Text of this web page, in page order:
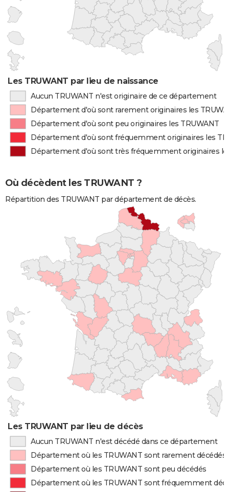
Les TRUWANT par lieu de naissance
Aucun TRUWANT n'est originaire de ce département
Département d'où sont rarement originaires les
Département d'où sont peu originaires les TRUWANT
Département d'où sont fréquemment originaires les
Département d'où sont très fréquemment originaires
Où décèdent les TRUWANT ?
Répartition des TRUWANT par département de décès.
Les TRUWANT par lieu de décès
Aucun TRUWANT n'est décédé dans ce département
Département où les TRUWANT sont rarement décédés
Département où les TRUWANT sont peu décédés
Département où les TRUWANT sont fréquemment